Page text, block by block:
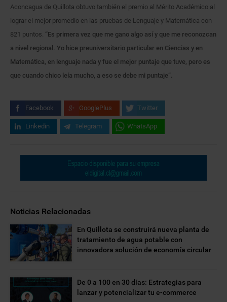
Aconcagua de Quillota obtuvo también el premio al Mérito Académico al
lograr el mejor promedio en las pruebas de Lenguaje y Matemática con
821 puntos. “Es primera vez que me gano algo así y que me reconozcan
a nivel regional. Yo hice preuniversitario particular en Ciencias y en
Matemática, en lenguaje nada y fue el mejor puntaje que tuve, pero es
que cuando chico leía mucho, a eso se debe mi puntaje”.
Facebook GooglePlus Twitter
Linkedin Telegram WhatsApp
Noticias Relacionadas
En Quillota se construirá nueva planta de
tratamiento de agua potable con
innovadora solución de economía circular
De 0 a 100 en 30 días: Estrategias para
lanzar y potencializar tu e-commerce